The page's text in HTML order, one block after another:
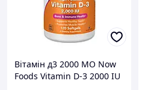
Вітамін д3 2000 МО Now
Foods Vitamin D-3 2000 IU